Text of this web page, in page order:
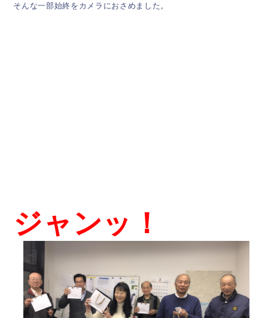
そんな一部始終をカメラにおさめました。
ジャンッ！